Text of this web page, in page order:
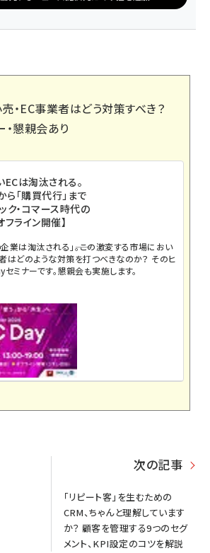
・EC事業者はどう対策すべき？
懇親会あり
は淘汰される。
ら「購買代行」まで
ク・コマース時代の
ライン開催】
業は淘汰される」――。この激変する市場におい
者はどのような対策を打つべきなのか？ そのヒ
ミナーです。懇親会も実施します。
次の記事
「リピート客」を生むための
CRM、ちゃんと理解しています
か？ 顧客を管理する9つのセグ
メント、KPI設定のコツを解説